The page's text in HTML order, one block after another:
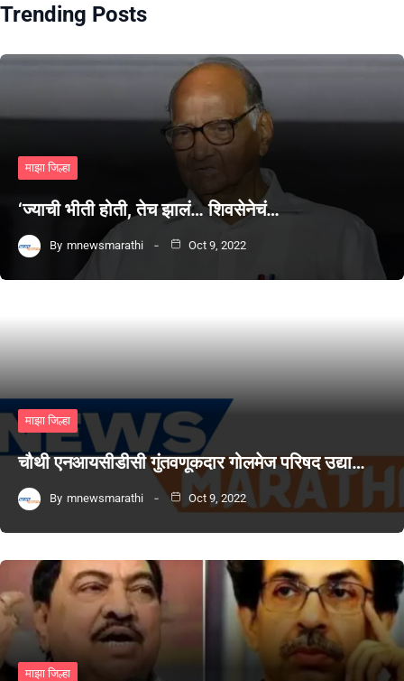
Trending Posts
माझा जिल्हा
‘ज्याची भीती होती, तेच झालं… शिवसेनेचं…
By mnewsmarathi Oct 9, 2022
माझा जिल्हा
चौथी एनआयसीडीसी गुंतवणूकदार गोलमेज परिषद उद्या…
By mnewsmarathi Oct 9, 2022
माझा जिल्हा